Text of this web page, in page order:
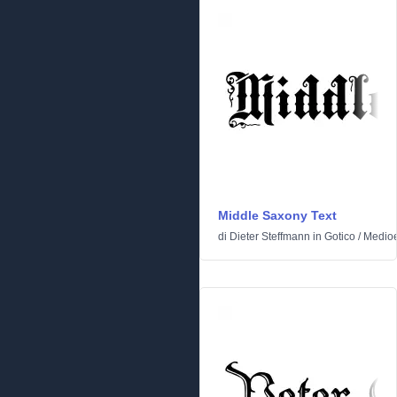
Middle Saxony Text
di Dieter Steffmann in Gotico /